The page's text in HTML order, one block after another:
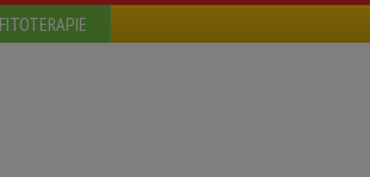
FITOTERAPIE